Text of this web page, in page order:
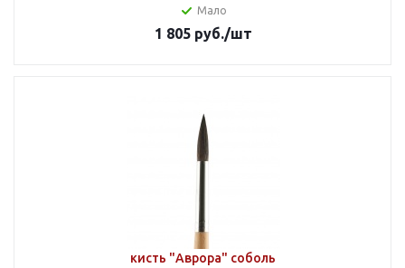
Мало
1 805руб./шт
кисть "Аврора" соболь